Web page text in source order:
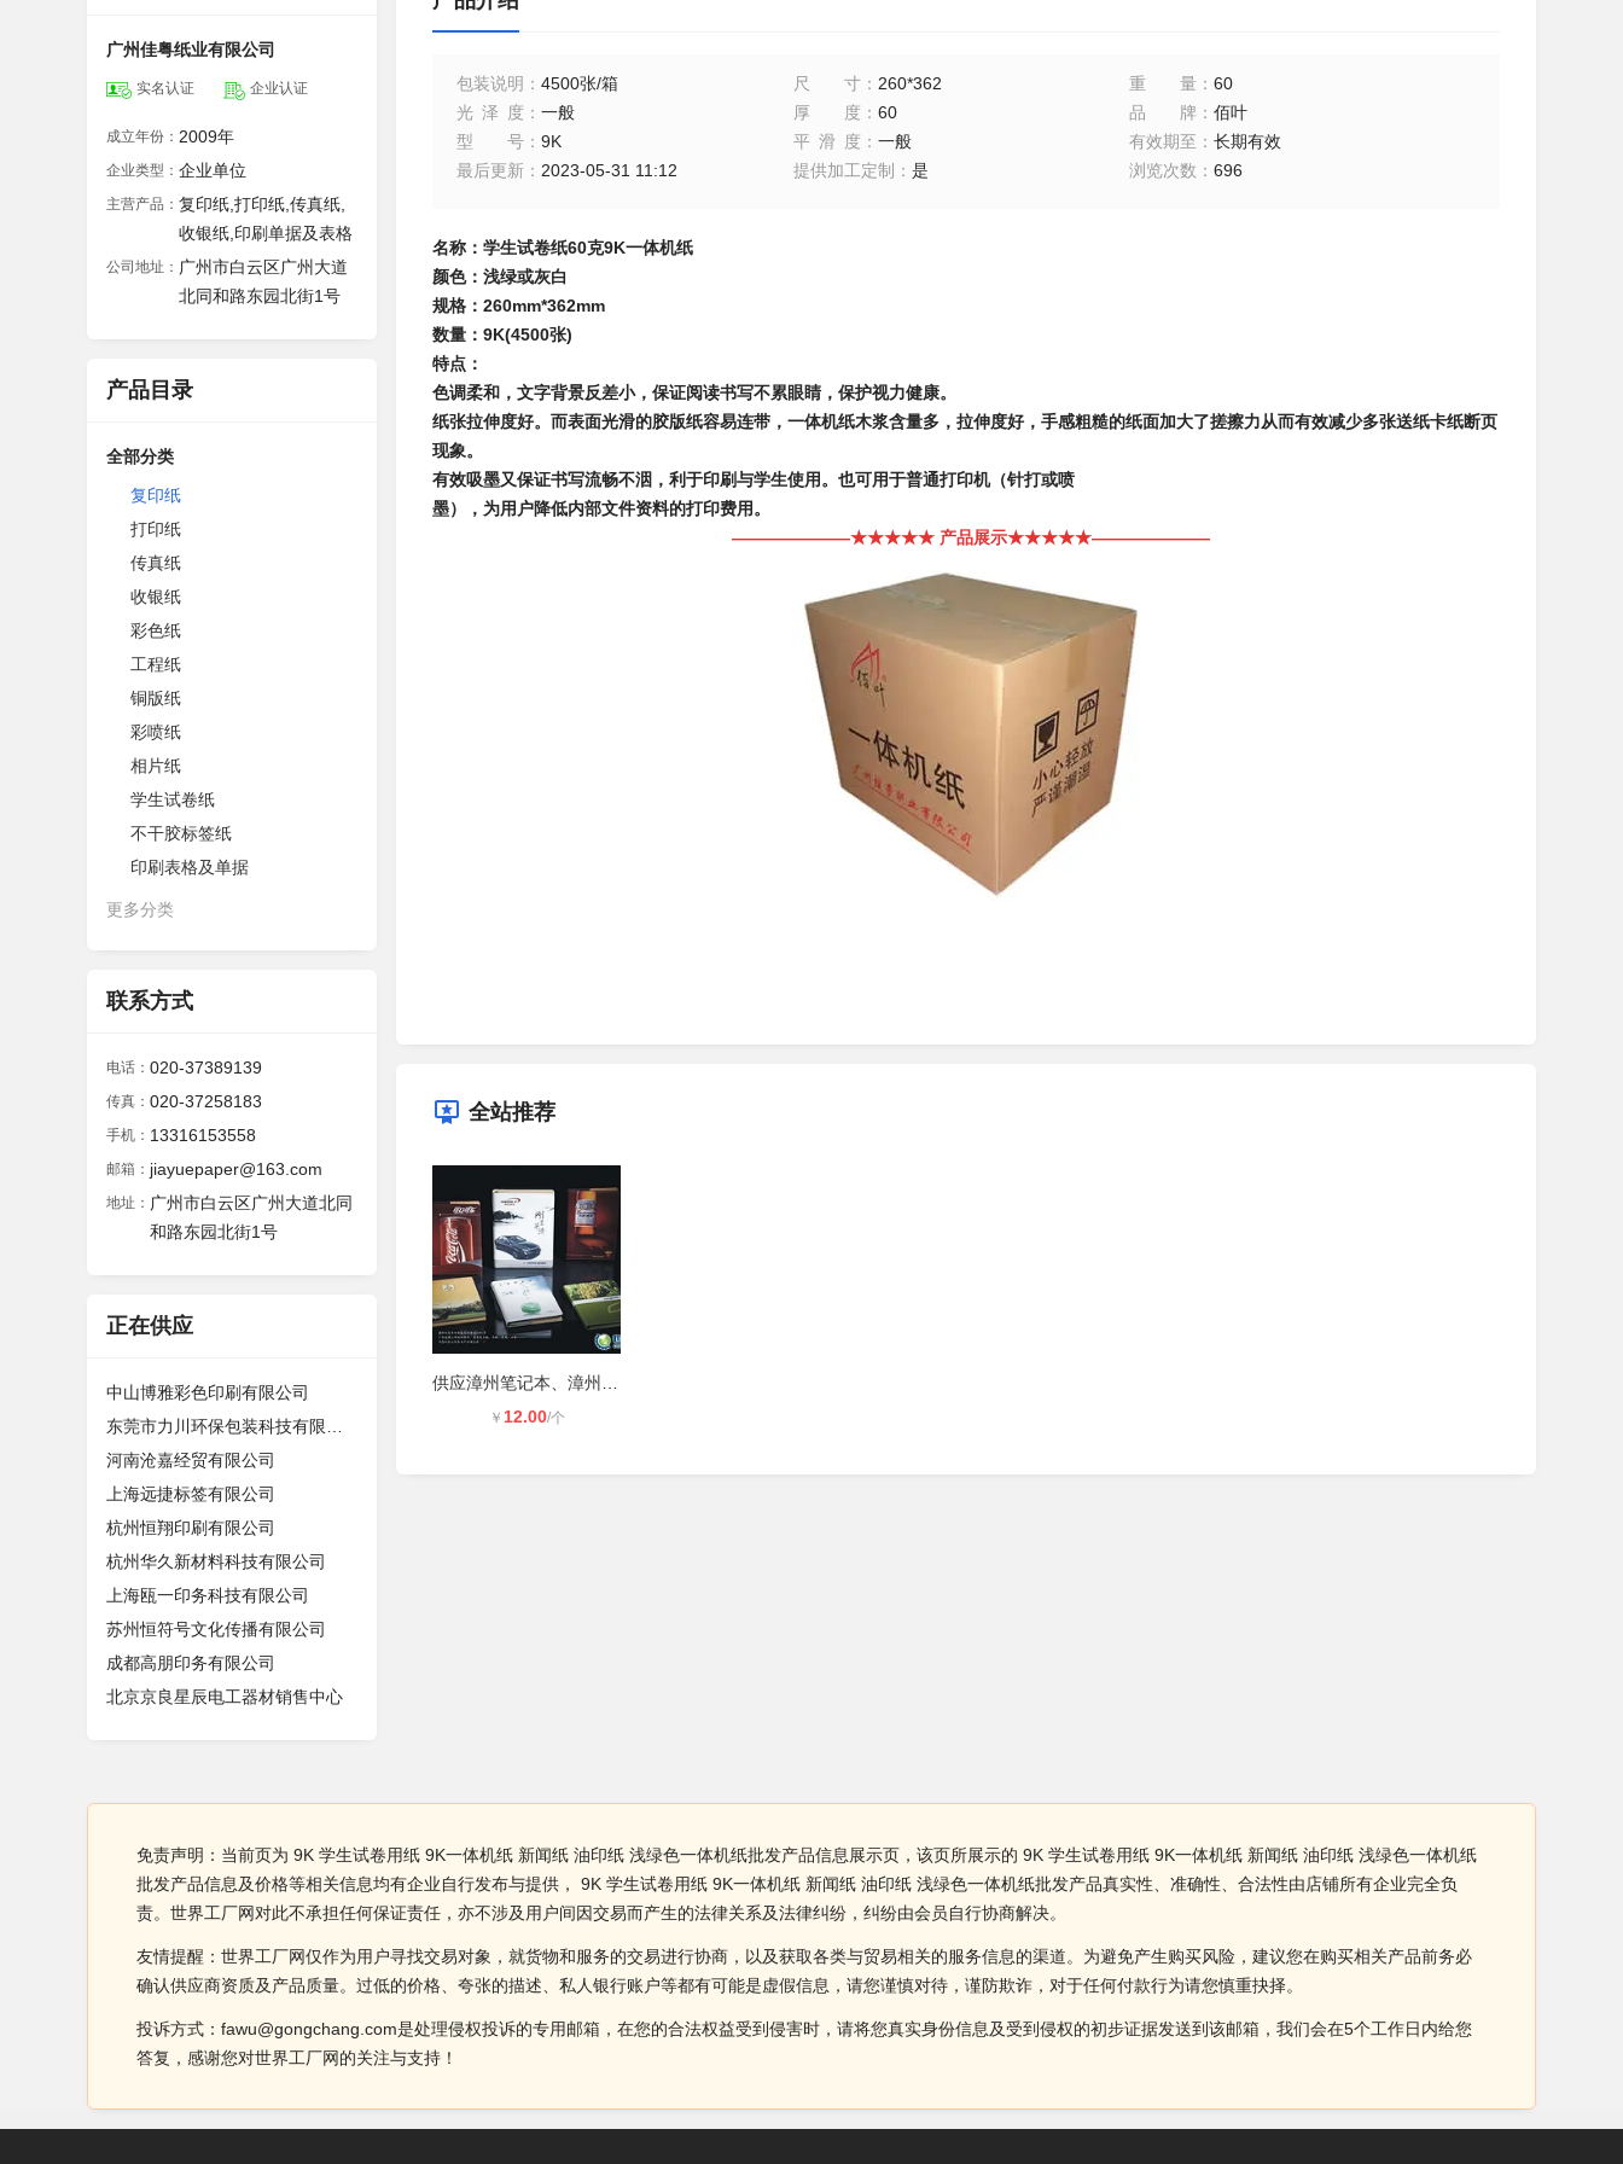
广州佳粤纸业有限公司
实名认证 企业认证
成立年份： 2009年
企业类型： 企业单位
主营产品： 复印纸,打印纸,传真纸,
收银纸,印刷单据及表格
公司地址： 广州市白云区广州大道
北同和路东园北街1号
产品目录
全部分类
复印纸
打印纸
传真纸
收银纸
彩色纸
工程纸
铜版纸
彩喷纸
相片纸
学生试卷纸
不干胶标签纸
印刷表格及单据
更多分类
联系方式
电话： 020-37389139
传真： 020-37258183
手机： 13316153558
邮箱： jiayuepaper@163.com
地址： 广州市白云区广州大道北同
和路东园北街1号
正在供应
中山博雅彩色印刷有限公司
河南沧嘉经贸有限公司
上海远捷标签有限公司
杭州恒翔印刷有限公司
杭州华久新材料科技有限公司
上海瓯一印务科技有限公司
苏州恒符号文化传播有限公司
成都高朋印务有限公司
北京京良星辰电工器材销售中心
包装说明 ： 4500张/箱 尺寸： 260*362 重量 ：60
光泽度 ： 一般 厚度 ： 60 品牌 ：佰叶
型号 ： 9K 平滑度 ： 一般 有效期至 ：长期有效
最后更新 ： 2023-05-31 11:12 提供加工定制 ： 是 浏览次数 ：696
名称：学生试卷纸60克9K一体机纸
颜色：浅绿或灰白
规格： 260mm*362mm
数量： 9K(4500张)
特点：
色调柔和，文字背景反差小，保证阅读书写不累眼睛，保护视力健康。
纸张拉伸度好。而表面光滑的胶版纸容易连带，一体机纸木浆含量多，拉伸度好，手感粗糙的纸面加大了搓擦力从而有效减少多张送纸卡纸断页
现象。
有效吸墨又保证书写流畅不洇，利于印刷与学生使用。也可用于普通打印机（针打或喷
墨），为用户降低内部文件资料的打印费用。
———————★★★★★ 产品展示★★★★★———————
全站推荐
￥ 12.00/个
免责声明：当前页为 9K 学生试卷用纸 9K一体机纸 新闻纸 油印纸 浅绿色一体机纸批发产品信息展示页，该页所展示的 9K 学生试卷用纸 9K一体机纸 新闻纸 油印纸 浅绿色一体机纸
批发产品信息及价格等相关信息均有企业自行发布与提供， 9K 学生试卷用纸 9K一体机纸 新闻纸 油印纸 浅绿色一体机纸批发产品真实性、准确性、合法性由店铺所有企业完全负
责。世界工厂网对此不承担任何保证责任，亦不涉及用户间因交易而产生的法律关系及法律纠纷，纠纷由会员自行协商解决。
友情提醒：世界工厂网仅作为用户寻找交易对象，就货物和服务的交易进行协商，以及获取各类与贸易相关的服务信息的渠道。为避免产生购买风险，建议您在购买相关产品前务必
确认供应商资质及产品质量。过低的价格、夸张的描述、私人银行账户等都有可能是虚假信息，请您谨慎对待，谨防欺诈，对于任何付款行为请您慎重抉择。
投诉方式：fawu@gongchang.com是处理侵权投诉的专用邮箱，在您的合法权益受到侵害时，请将您真实身份信息及受到侵权的初步证据发送到该邮箱，我们会在5个工作日内给您
答复，感谢您对世界工厂网的关注与支持！